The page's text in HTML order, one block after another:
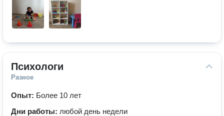
Психологи
Разное
Опыт: Более 10 лет
Дни работы: любой день недели